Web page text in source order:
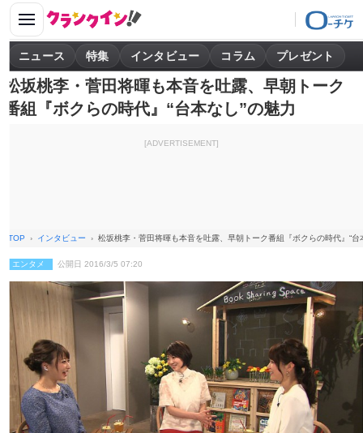
ニュース 特集 インタビュー コラム プレゼント
松坂桃李・菅田将暉も本音を吐露、早朝トーク
番組『ボクらの時代』“台本なし”の魅力
[ADVERTISEMENT]
TOP インタビュー 松坂桃李・菅田将暉も本音を吐露、早朝トーク番組『ボクらの時代』“台
エンタメ 公開日 2016/3/5 07:20